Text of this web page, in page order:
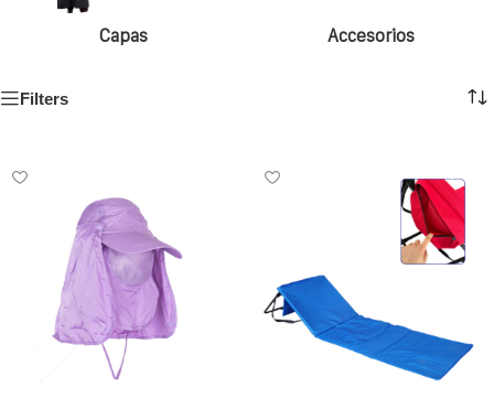
Capas Accesorios
Filters